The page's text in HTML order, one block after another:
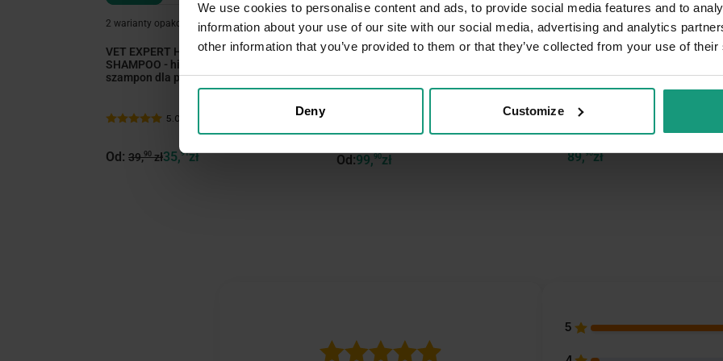
We use cookies to personalise content and ads, to provide social media features and to
information about your use of our site with our social media, advertising and analytics
other information that you’ve provided to them or that they’ve collected from your use of
Deny Customize
2 warianty opakowań
VET EXPERT HYPOALLERGENIC
SHAMPOO - hipoalergiczny
szampon dla psów i kotów
5.0 (92)
Od:39,90zł35,91zł
2 warianty opakowań
VET EXPERT HYPOALLERGENIC
weterynaryjna dla psów
Od:99,90zł
VET EXPERT STIMUDERM
szampon dermokosmetyczny
psów...
89,90zł
5